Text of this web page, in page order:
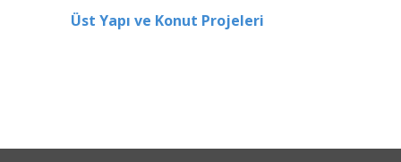
Üst Yapı ve Konut Projeleri